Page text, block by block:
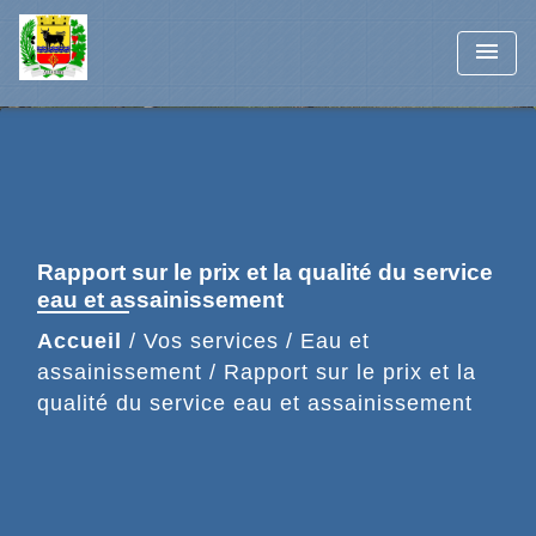
menu
Rapport sur le prix et la qualité du service
eau et assainissement
Accueil / Vos services / Eau et
assainissement / Rapport sur le prix et la
qualité du service eau et assainissement